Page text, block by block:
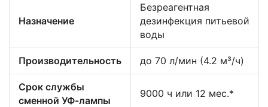
Назначение
Безреагентная
дезинфекция питьевой
воды
Производительность до 70 л/мин (4.2 м³/ч)
Срок службы
сменной УФ-лампы
9000 ч или 12 мес.*